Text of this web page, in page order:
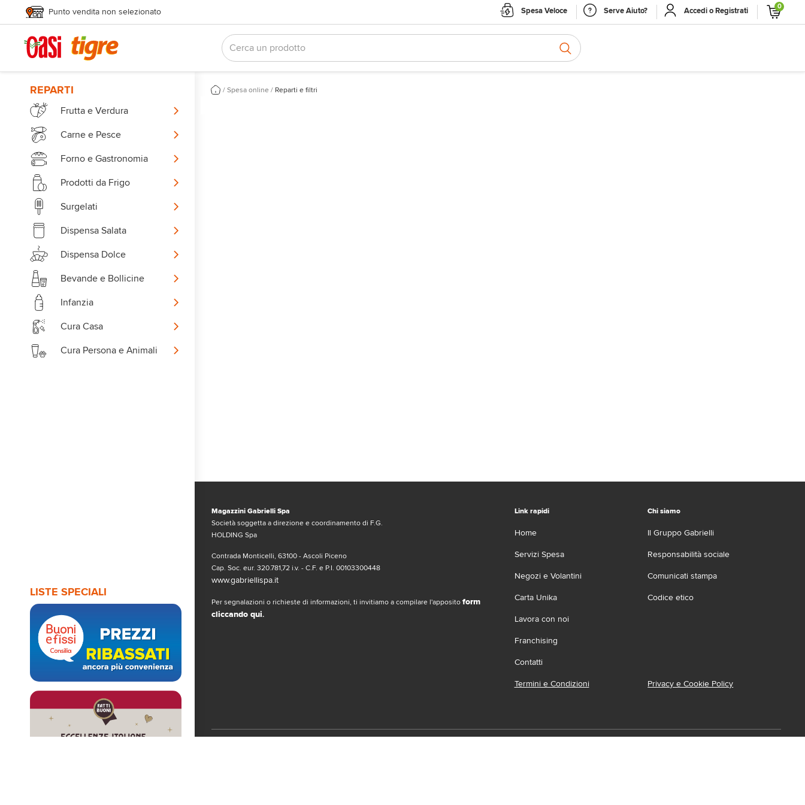
Punto vendita non selezionato Spesa Veloce Serve Aiuto? Accedi o Registrati 0
REPARTI
Frutta e Verdura
Carne e Pesce
Forno e Gastronomia
Prodotti da Frigo
Surgelati
Dispensa Salata
Dispensa Dolce
Bevande e Bollicine
Infanzia
Cura Casa
Cura Persona e Animali
LISTE SPECIALI
/ Spesa online / Reparti e filtri
Magazzini Gabrielli Spa
Società soggetta a direzione e coordinamento di F.G.
HOLDING Spa
Contrada Monticelli, 63100 - Ascoli Piceno
Cap. Soc. eur. 320.781,72 i.v. - C.F. e P.I. 00103300448
www.gabriellispa.it
Per segnalazioni o richieste di informazioni, ti invitiamo a compilare l'apposito form
cliccando qui.
Link rapidi
Home
Servizi Spesa
Negozi e Volantini
Carta Unika
Lavora con noi
Franchising
Contatti
Chi siamo
Il Gruppo Gabrielli
Responsabilità sociale
Comunicati stampa
Codice etico
Termini e Condizioni Privacy e Cookie Policy